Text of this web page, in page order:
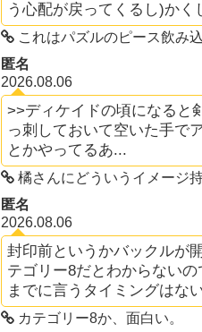
う心配が戻ってくるし)かく
これはパズルのピース飲み
匿名
2026.08.06
>>ディケイドの頃になると
っ刺しておいて空いた手で
とかやってるあ...
橘さんにどういうイメージ
匿名
2026.08.06
封印前というかバックルが
テゴリー8だとわからないの
までに言うタイミングはな
カテゴリー8か、面白い。